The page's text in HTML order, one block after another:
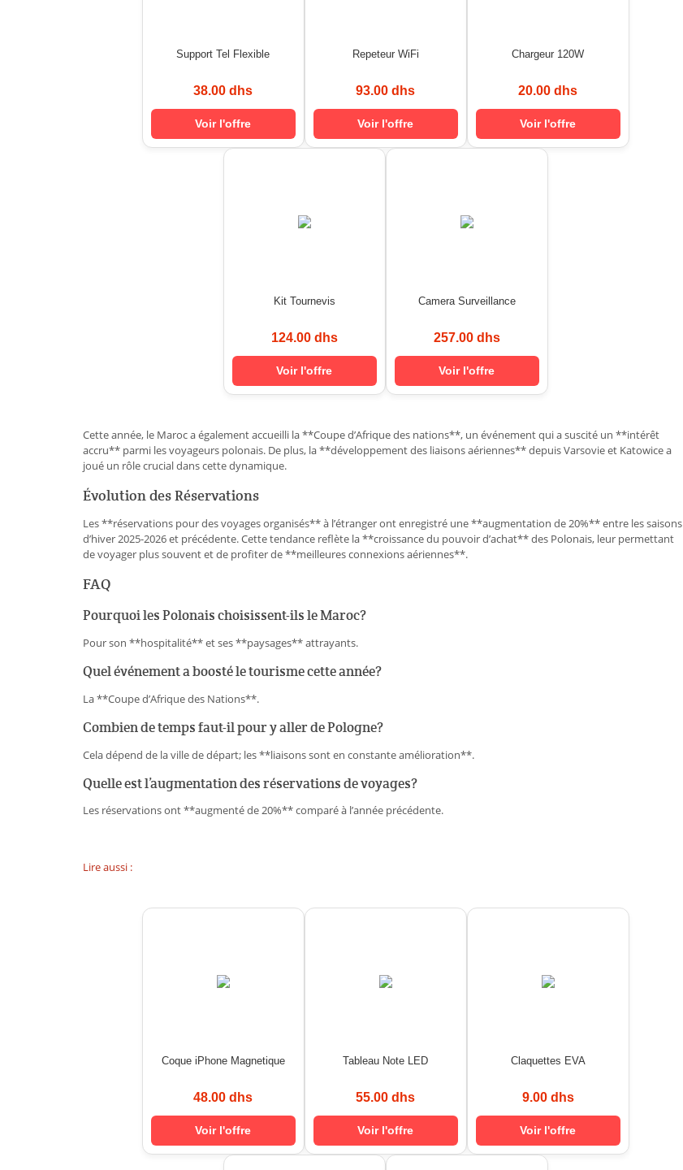
Support Tel Flexible
38.00 dhs
Voir l'offre
Repeteur WiFi
93.00 dhs
Voir l'offre
Chargeur 120W
20.00 dhs
Voir l'offre
Kit Tournevis
124.00 dhs
Voir l'offre
Camera Surveillance
257.00 dhs
Voir l'offre
Cette année, le Maroc a également accueilli la **Coupe d’Afrique des nations**, un événement qui a suscité un **intérêt
accru** parmi les voyageurs polonais. De plus, la **développement des liaisons aériennes** depuis Varsovie et Katowice a
joué un rôle crucial dans cette dynamique.
Évolution des Réservations
Les **réservations pour des voyages organisés** à l’étranger ont enregistré une **augmentation de 20%** entre les saisons
d’hiver 2025-2026 et précédente. Cette tendance reflète la **croissance du pouvoir d’achat** des Polonais, leur permettant
de voyager plus souvent et de profiter de **meilleures connexions aériennes**.
FAQ
Pourquoi les Polonais choisissent-ils le Maroc?
Pour son **hospitalité** et ses **paysages** attrayants.
Quel événement a boosté le tourisme cette année?
La **Coupe d’Afrique des Nations**.
Combien de temps faut-il pour y aller de Pologne?
Cela dépend de la ville de départ; les **liaisons sont en constante amélioration**.
Quelle est l’augmentation des réservations de voyages?
Les réservations ont **augmenté de 20%** comparé à l’année précédente.
Lire aussi :
Coque iPhone Magnetique
48.00 dhs
Voir l'offre
Tableau Note LED
55.00 dhs
Voir l'offre
Claquettes EVA
9.00 dhs
Voir l'offre